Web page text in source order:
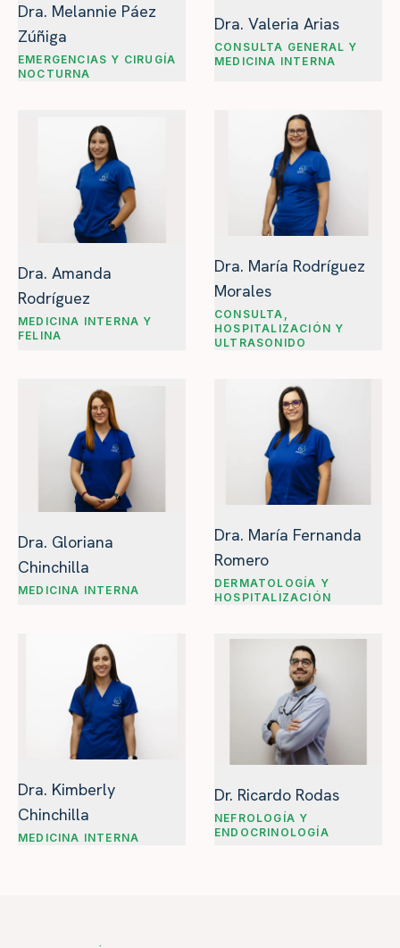
Dra. Melannie Páez
Zúñiga
EMERGENCIAS Y CIRUGÍA
NOCTURNA
Dra. Valeria Arias
CONSULTA GENERAL Y
MEDICINA INTERNA
Dra. Amanda
Rodríguez
MEDICINA INTERNA Y
FELINA
Dra. María Rodríguez
Morales
CONSULTA,
HOSPITALIZACIÓN Y
ULTRASONIDO
Dra. Gloriana
Chinchilla
MEDICINA INTERNA
Dra. María Fernanda
Romero
DERMATOLOGÍA Y
HOSPITALIZACIÓN
Dra. Kimberly
Chinchilla
MEDICINA INTERNA
Dr. Ricardo Rodas
NEFROLOGÍA Y
ENDOCRINOLOGÍA